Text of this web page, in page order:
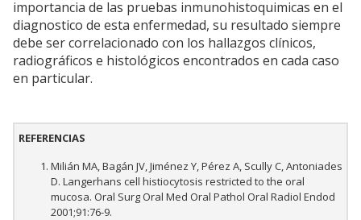
importancia de las pruebas inmunohistoquimicas en el
diagnostico de esta enfermedad, su resultado siempre
debe ser correlacionado con los hallazgos clínicos,
radiográficos e histológicos encontrados en cada caso
en particular.
REFERENCIAS
Milián MA, Bagán JV, Jiménez Y, Pérez A, Scully C, Antoniades
D. Langerhans cell histiocytosis restricted to the oral
mucosa. Oral Surg Oral Med Oral Pathol Oral Radiol Endod
2001;91:76-9.